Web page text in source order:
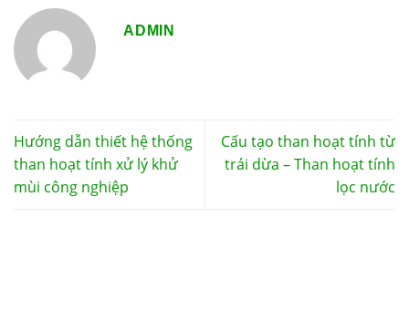
ADMIN
Hướng dẫn thiết hệ thống
than hoạt tính xử lý khử
mùi công nghiệp
Cấu tạo than hoạt tính từ
trái dừa – Than hoạt tính
lọc nước